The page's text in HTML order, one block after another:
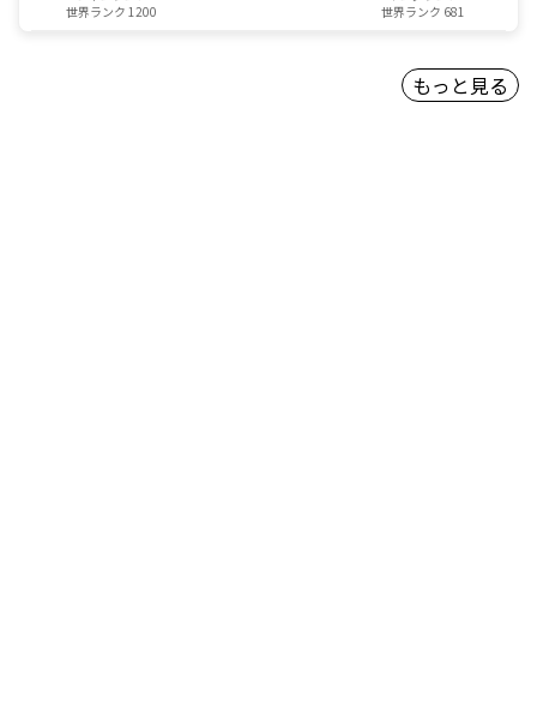
世界ランク 1200
世界ランク 681
もっと見る